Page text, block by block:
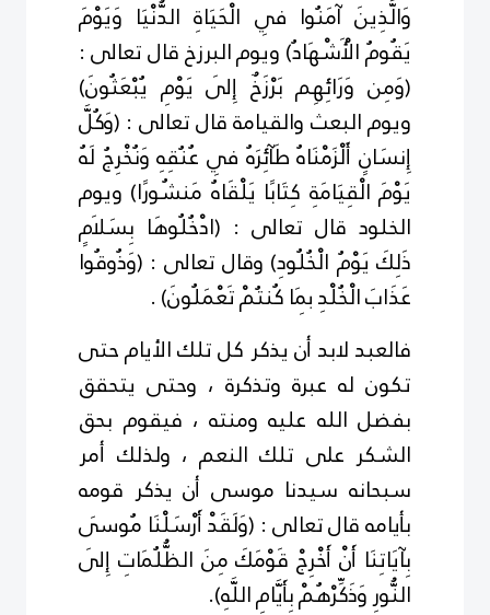
وَالَّذِينَ آمَنُوا فِي الْحَيَاةِ الدُّنْيَا وَيَوْمَ
يَقُومُ الْأَشْهَادُ) ويوم البرزخ قال تعالى :
(وَمِن وَرَائِهِم بَرْزَخٌ إِلَى يَوْمِ يُبْعَثُونَ)
ويوم البعث والقيامة قال تعالى : (وَكُلَّ
إِنسَانٍ أَلْزَمْنَاهُ طَآئِرَهُ فِي عُنُقِهِ وَنُخْرِجُ لَهُ
يَوْمَ الْقِيَامَةِ كِتَابًا يَلْقَاهُ مَنشُورًا) ويوم
الخلود قال تعالى : (ادْخُلُوهَا بِسَلاَمٍ
ذَلِكَ يَوْمُ الْخُلُودِ) وقال تعالى : (وَذُوقُوا
عَذَابَ الْخُلْدِ بِمَا كُنتُمْ تَعْمَلُونَ) .
فالعبد لابد أن يذكر كل تلك الأيام حتى
تكون له عبرة وتذكرة ، وحتى يتحقق
بفضل الله عليه ومنته ، فيقوم بحق
الشكر على تلك النعم ، ولذلك أمر
سبحانه سيدنا موسى أن يذكر قومه
بأيامه قال تعالى : (وَلَقَدْ أَرْسَلْنَا مُوسَى
بِآيَاتِنَا أَنْ أَخْرِجْ قَوْمَكَ مِنَ الظُّلُمَاتِ إِلَى
النُّورِ وَذَكِّرْهُمْ بِأَيَّامِ اللَّهِ).